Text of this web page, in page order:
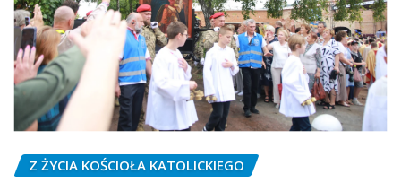
Z ŻYCIA KOŚCIOŁA KATOLICKIEGO